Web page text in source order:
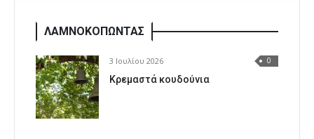
ΛΑΜΝΟΚΟΠΩΝΤΑΣ
3 Ιουλίου 2026 0
Κρεμαστά κουδούνια